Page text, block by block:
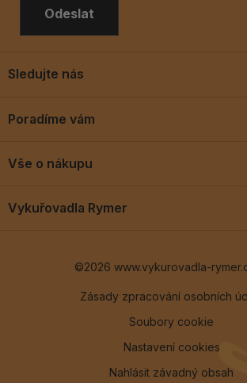
Odeslat
Poradíme vám
Blog
Vše o nákupu
Vykuřovadla Rymer
Sledujte nás
©2026 www.vykurovadla-
Zásady zpracování osobních
Soubory cookie
Nastavení cookies
Nahlásit závadný obsah